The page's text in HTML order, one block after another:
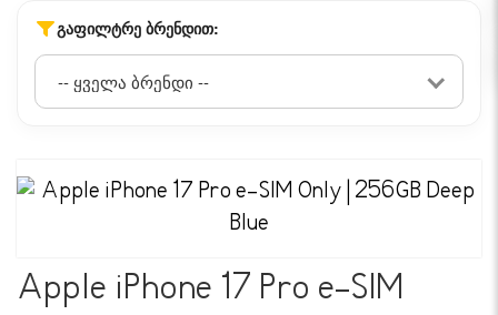
ᲒᲐᲤᲘᲚᲢᲠᲔ ᲑᲠᲔᲜᲓᲘᲗ:
Apple iPhone 17 Pro e-SIM